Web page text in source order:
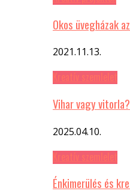
Okos üvegházak
2021.11.13.
Vihar vagy
2025.04.10.
Énkimerülés és